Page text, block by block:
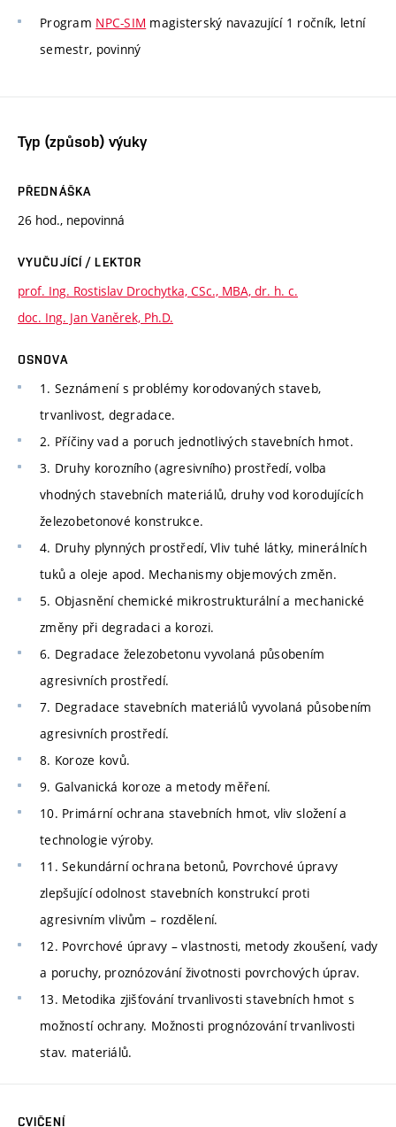
Program NPC-SIM magisterský navazující 1 ročník, letní
semestr, povinný
Typ (způsob) výuky
PŘEDNÁŠKA
26 hod., nepovinná
VYUČUJÍCÍ / LEKTOR
prof. Ing. Rostislav Drochytka, CSc., MBA, dr. h. c.
doc. Ing. Jan Vaněrek, Ph.D.
OSNOVA
1. Seznámení s problémy korodovaných staveb,
trvanlivost, degradace.
2. Příčiny vad a poruch jednotlivých stavebních hmot.
3. Druhy korozního (agresivního) prostředí, volba
vhodných stavebních materiálů, druhy vod korodujících
železobetonové konstrukce.
4. Druhy plynných prostředí, Vliv tuhé látky, minerálních
tuků a oleje apod. Mechanismy objemových změn.
5. Objasnění chemické mikrostrukturální a mechanické
změny při degradaci a korozi.
6. Degradace železobetonu vyvolaná působením
agresivních prostředí.
7. Degradace stavebních materiálů vyvolaná působením
agresivních prostředí.
8. Koroze kovů.
9. Galvanická koroze a metody měření.
10. Primární ochrana stavebních hmot, vliv složení a
technologie výroby.
11. Sekundární ochrana betonů, Povrchové úpravy
zlepšující odolnost stavebních konstrukcí proti
agresivním vlivům – rozdělení.
12. Povrchové úpravy – vlastnosti, metody zkoušení, vady
a poruchy, proznózování životnosti povrchových úprav.
13. Metodika zjišťování trvanlivosti stavebních hmot s
možností ochrany. Možnosti prognózování trvanlivosti
stav. materiálů.
CVIČENÍ